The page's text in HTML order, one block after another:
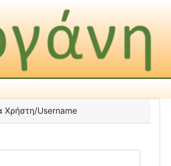
Χρήστη/Username